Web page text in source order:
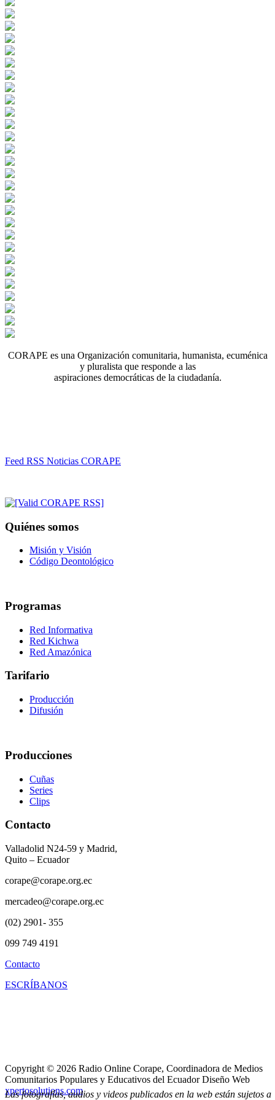
Las fotografías, audios y videos publicados en la web están sujetos a
CORAPE es una Organización comunitaria, humanista, ecuménica
y pluralista que responde a las
aspiraciones democráticas de la ciudadanía.
Feed RSS Noticias CORAPE
Quiénes somos
Misión y Visión
Código Deontológico
Programas
Red Informativa
Red Kichwa
Red Amazónica
Tarifario
Producción
Difusión
Producciones
Cuñas
Series
Clips
Contacto
Valladolid N24-59 y Madrid,
Quito – Ecuador
corape@corape.org.ec
mercadeo@corape.org.ec
(02) 2901- 355
099 749 4191
Contacto
ESCRÍBANOS
Copyright © 2026 Radio Online Corape, Coordinadora de Medios
Comunitarios Populares y Educativos del Ecuador Diseño Web
xpertosolutions.com